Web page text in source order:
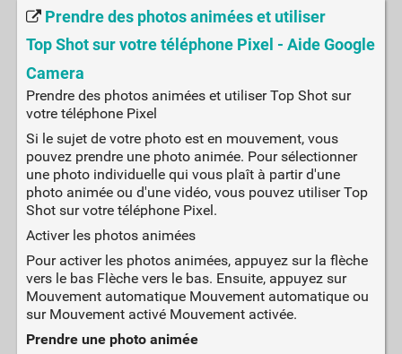
Prendre des photos animées et utiliser
Top Shot sur votre téléphone Pixel - Aide Google
Camera
Prendre des photos animées et utiliser Top Shot sur
votre téléphone Pixel
Si le sujet de votre photo est en mouvement, vous
pouvez prendre une photo animée. Pour sélectionner
une photo individuelle qui vous plaît à partir d'une
photo animée ou d'une vidéo, vous pouvez utiliser Top
Shot sur votre téléphone Pixel.
Activer les photos animées
Pour activer les photos animées, appuyez sur la flèche
vers le bas Flèche vers le bas. Ensuite, appuyez sur
Mouvement automatique Mouvement automatique ou
sur Mouvement activé Mouvement activée.
Prendre une photo animée